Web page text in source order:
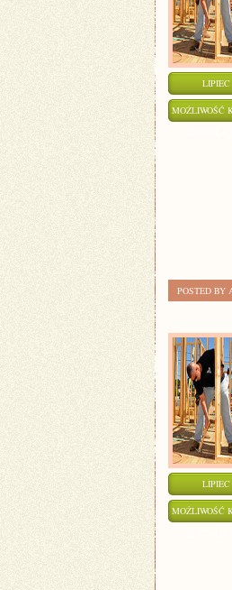
LIPIEC
MOŻLIWOŚĆ
POSTED BY
LIPIEC
MOŻLIWOŚĆ